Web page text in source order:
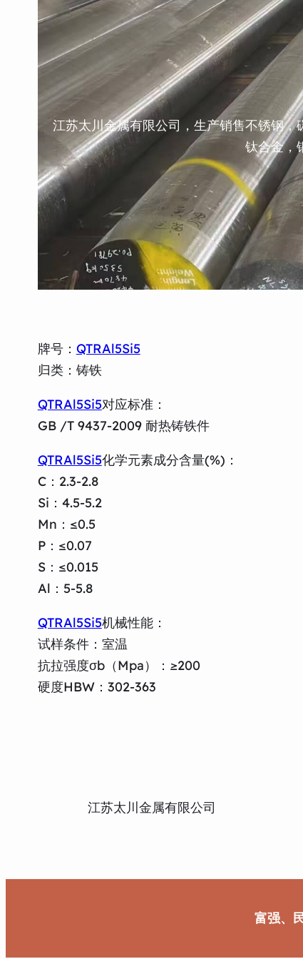
江苏太川金属有限公司，生产销售不锈钢
钛合金，
牌号： QTRAl5Si5
归类：铸铁
QTRAl5Si5对应标准：
GB /T 9437-2009 耐热铸铁件
QTRAl5Si5化学元素成分含量(%)：
C：2.3-2.8
Si：4.5-5.2
Mn：≤0.5
P：≤0.07
S：≤0.015
Al：5-5.8
QTRAl5Si5机械性能：
试样条件：室温
抗拉强度σb（Mpa）：≥200
硬度HBW：302-363
江苏太川金属有限公司
富强、